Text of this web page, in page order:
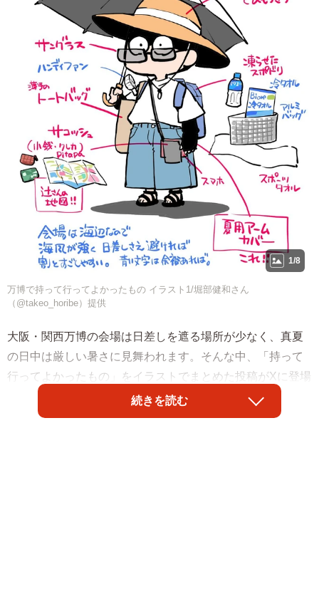
1/8
万博で持って行ってよかったもの イラスト1/堀部健和さん
（@takeo_horibe）提供
大阪・関西万博の会場は日差しを遮る場所が少なく、真夏
の日中は厳しい暑さに見舞われます。そんな中、「持って
行ってよかったもの」をイラストでまとめた投稿がXに登場
し、7000件近い保存数を記録するなど、これから訪れる人
たちの注目を集めています。
続きを読む